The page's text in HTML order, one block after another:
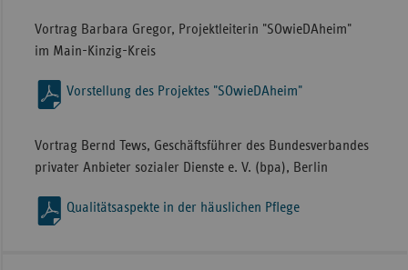
Vortrag Barbara Gregor, Projektleiterin "SOwieDAheim"
im Main-Kinzig-Kreis
Vorstellung des Projektes "SOwieDAheim"
Vortrag Bernd Tews, Geschäftsführer des Bundesverbandes
privater Anbieter sozialer Dienste e. V. (bpa), Berlin
Qualitätsaspekte in der häuslichen Pflege